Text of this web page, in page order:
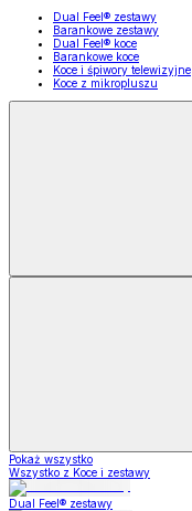
Dual Feel® zestawy
Barankowe zestawy
Dual Feel® koce
Barankowe koce
Koce i śpiwory telewizyjne
Koce z mikropluszu
Pokaż wszystko
Wszystko z Koce i zestawy
Dual Feel® zestawy